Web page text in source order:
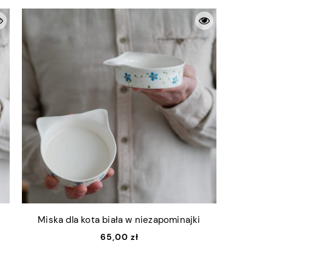
Miska dla kota biała w niezapominajki
65,00 zł